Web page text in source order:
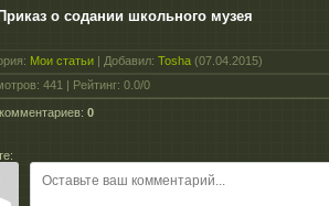
Приказ о содании школьного музея
: Мои статьи Добавил: Tosha (07.04.2015)
: 441 Рейтинг: 0.0/0
: 0